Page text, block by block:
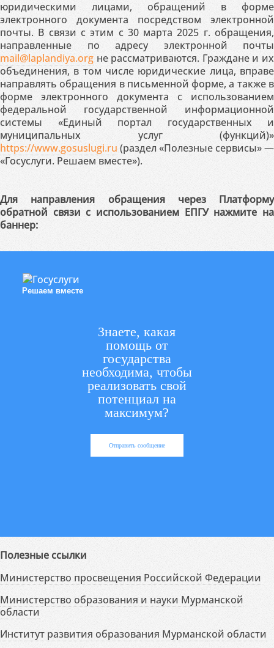
юридическими лицами, обращений в форме
электронного документа посредством электронной
почты. В связи с этим с 30 марта 2025 г. обращения,
направленные по адресу электронной почты
mail@laplandiya.org не рассматриваются. Граждане и их
объединения, в том числе юридические лица, вправе
направлять обращения в письменной форме, а также в
форме электронного документа с использованием
федеральной государственной информационной
системы «Единый портал государственных и
муниципальных услуг (функций)»
https://www.gosuslugi.ru (раздел «Полезные сервисы» —
«Госуслуги. Решаем вместе»).
Для направления обращения через Платформу
обратной связи с использованием ЕПГУ нажмите на
баннер:
Решаем вместе
Знаете, какая
помощь от
государства
необходима, чтобы
реализовать свой
потенциал на
максимум?
Отправить сообщение
Полезные ссылки
Министерство просвещения Российской Федерации
Министерство образования и науки Мурманской
области
Институт развития образования Мурманской области